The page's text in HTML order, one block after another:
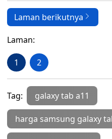
Laman berikutnya
Laman:
1 2
Tag: galaxy tab a11
harga samsung galaxy